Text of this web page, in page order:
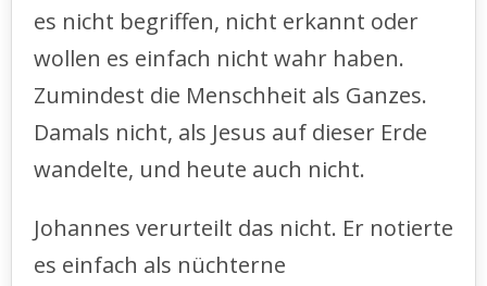
es nicht begriffen, nicht erkannt oder
wollen es einfach nicht wahr haben.
Zumindest die Menschheit als Ganzes.
Damals nicht, als Jesus auf dieser Erde
wandelte, und heute auch nicht.
Johannes verurteilt das nicht. Er notierte
es einfach als nüchterne